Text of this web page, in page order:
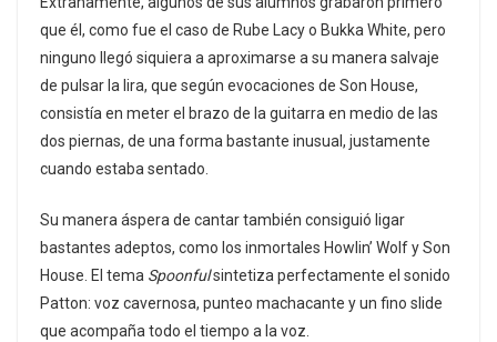
que él, como fue el caso de Rube Lacy o Bukka White, pero
ninguno llegó siquiera a aproximarse a su manera salvaje
de pulsar la lira, que según evocaciones de Son House,
consistía en meter el brazo de la guitarra en medio de las
dos piernas, de una forma bastante inusual, justamente
cuando estaba sentado.
Su manera áspera de cantar también consiguió ligar
bastantes adeptos, como los inmortales Howlin’ Wolf y Son
House. El tema Spoonfulsintetiza perfectamente el sonido
Patton: voz cavernosa, punteo machacante y un fino slide
que acompaña todo el tiempo a la voz.